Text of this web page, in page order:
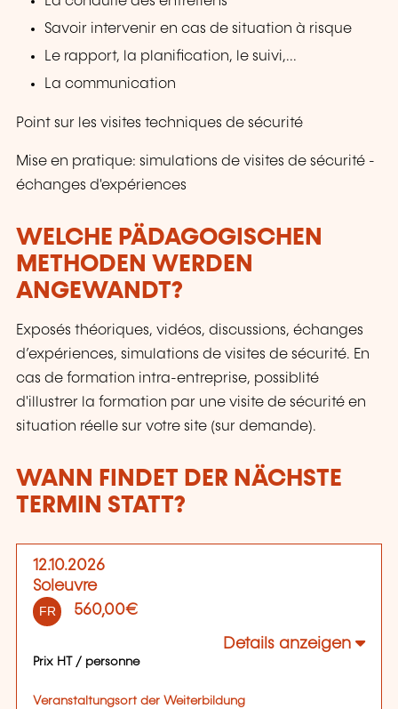
Savoir intervenir en cas de situation à risque
Le rapport, la planification, le suivi,...
La communication
Point sur les visites techniques de sécurité
Mise en pratique: simulations de visites de sécurité -
échanges d'expériences
WELCHE PÄDAGOGISCHEN
METHODEN WERDEN
ANGEWANDT?
Exposés théoriques, vidéos, discussions, échanges
d’expériences, simulations de visites de sécurité. En
cas de formation intra-entreprise, possiblité
d'illustrer la formation par une visite de sécurité en
situation réelle sur votre site (sur demande).
WANN FINDET DER NÄCHSTE
TERMIN STATT?
12.10.2026
Soleuvre
FR 560,00€
Details anzeigen
Prix HT / personne
Veranstaltungsort der Weiterbildung